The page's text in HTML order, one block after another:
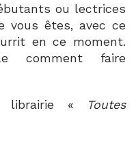
ou lectrices
vous êtes, avec ce
en ce moment.
comment faire
librairie «
Toutes